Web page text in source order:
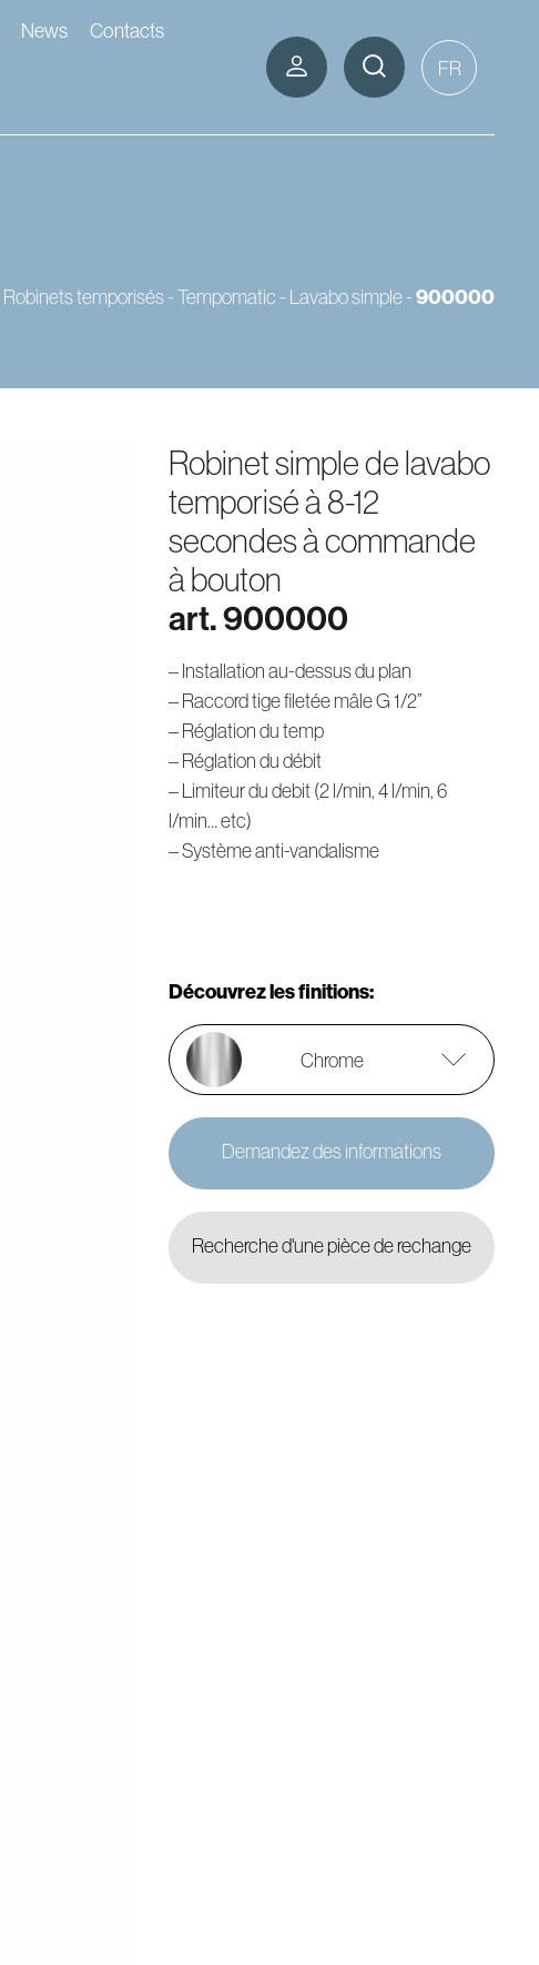
News Contacts
FR
Robinets temporisés - Tempomatic- Lavabo simple-900000
robinet simple de lavabo
temporisé à 8-12
secondes à commande
à bouton
art. 900000
– Installation au-dessus du plan
– Raccord tige filetée mâle G 1/2”
– Réglation du temp
– Réglation du débit
– Limiteur du debit (2 l/min, 4 l/min, 6
l/min… etc)
– Système anti-vandalisme
Découvrez les finitions:
Chrome
Demandez des informations
Recherche d'une pièce de rechange